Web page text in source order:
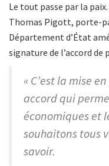
Le tout passe par la paix.
Thomas Pigott, porte-
Département d’État
signature de l’accord de
« C’est la mise
accord qui
économiques et
souhaitons tous
savoir.